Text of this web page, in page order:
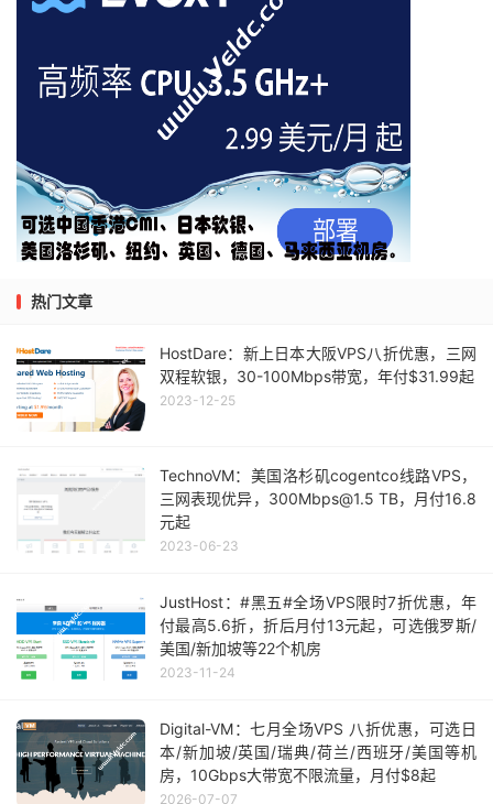
热门文章
HostDare：新上日本大阪VPS八折优惠，三网
双程软银，30-100Mbps带宽，年付$31.99起
2023-12-25
TechnoVM：美国洛杉矶cogentco线路VPS，
三网表现优异，300Mbps@1.5 TB，月付16.8
元起
2023-06-23
JustHost：#黑五#全场VPS限时7折优惠，年
付最高5.6折，折后月付13元起，可选俄罗斯/
美国/新加坡等22个机房
2023-11-24
Digital-VM：七月全场VPS 八折优惠，可选日
本/新加坡/英国/瑞典/荷兰/西班牙/美国等机
房，10Gbps大带宽不限流量，月付$8起
2026-07-07